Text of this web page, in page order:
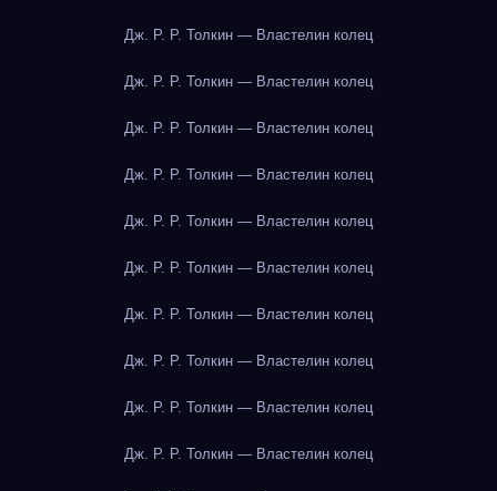
Дж. Р. Р. Толкин — Властелин колец
Дж. Р. Р. Толкин — Властелин колец
Дж. Р. Р. Толкин — Властелин колец
Дж. Р. Р. Толкин — Властелин колец
Дж. Р. Р. Толкин — Властелин колец
Дж. Р. Р. Толкин — Властелин колец
Дж. Р. Р. Толкин — Властелин колец
Дж. Р. Р. Толкин — Властелин колец
Дж. Р. Р. Толкин — Властелин колец
Дж. Р. Р. Толкин — Властелин колец